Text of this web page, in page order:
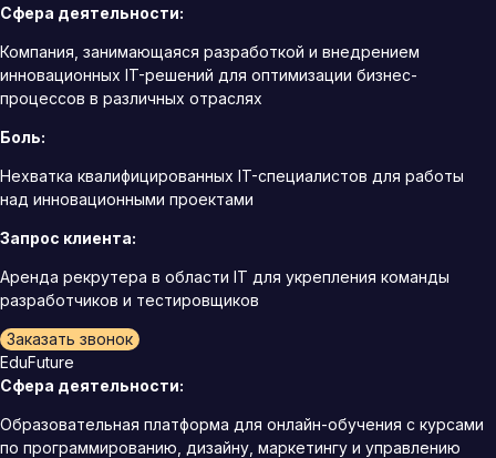
Сфера деятельности:
Компания, занимающаяся разработкой и внедрением
инновационных IT-решений для оптимизации бизнес-
процессов в различных отраслях
Боль:
Нехватка квалифицированных IT-специалистов для работы
над инновационными проектами
Запрос клиента:
Аренда рекрутера в области IT для укрепления команды
разработчиков и тестировщиков
Заказать звонок
EduFuture
Сфера деятельности:
Образовательная платформа для онлайн-обучения с курсами
по программированию, дизайну, маркетингу и управлению